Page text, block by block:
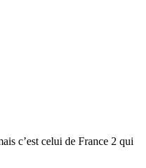
c’est celui de France 2 qui